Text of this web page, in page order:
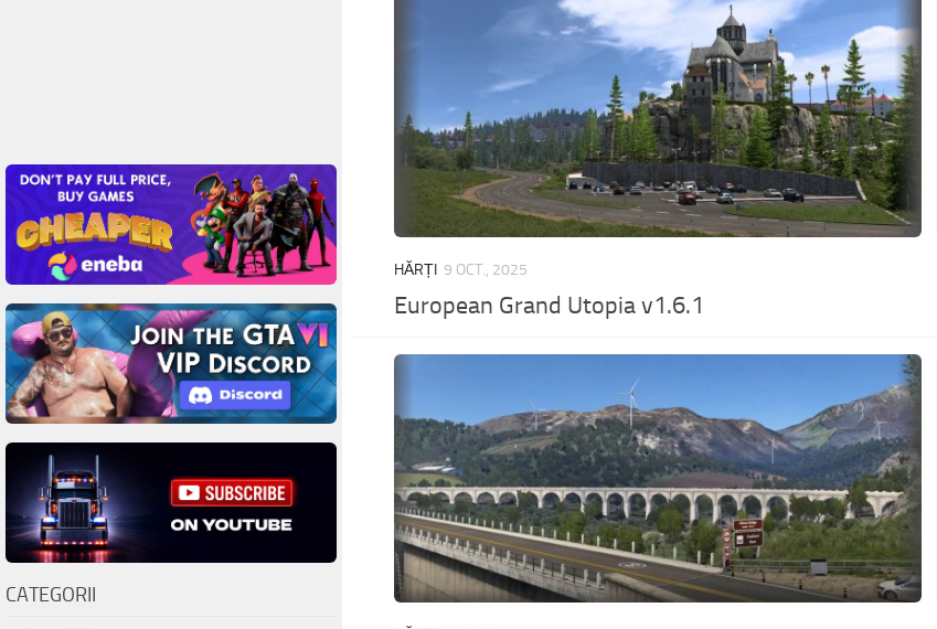
HĂRȚI 9 OCT., 2025
European Grand Utopia v1.6.1
CATEGORII